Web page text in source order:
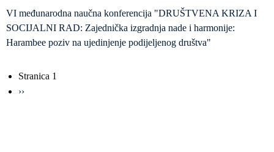
VI međunarodna naučna konferencija "DRUŠTVENA KRIZA I
SOCIJALNI RAD: Zajednička izgradnja nade i harmonije:
Harambee poziv na ujedinjenje podijeljenog društva"
Obilježavanje
strana
Stranica 1
Sljedeća
››